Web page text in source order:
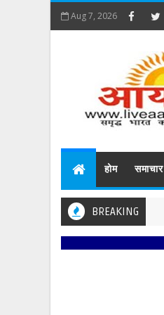
Aug 7, 2026
होम समाचार
BREAKING